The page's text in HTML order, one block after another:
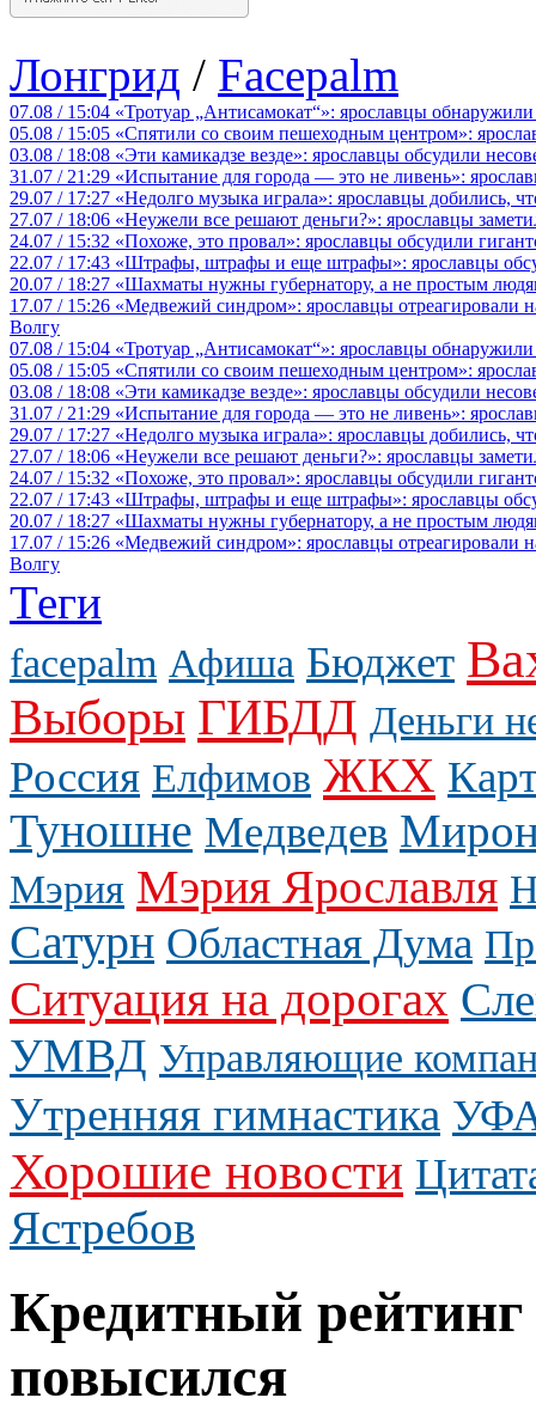
Лонгрид / Facepalm
07.08 / 15:04 «Тротуар „Антисамокат“»: ярославцы
05.08 / 15:05 «Спятили со своим пешеходным центром»:
03.08 / 18:08 «Эти камикадзе везде»: ярославцы обсудили
31.07 / 21:29 «Испытание для города — это не ливень»:
29.07 / 17:27 «Недолго музыка играла»: ярославцы добились,
27.07 / 18:06 «Неужели все решают деньги?»: ярославцы
24.07 / 15:32 «Похоже, это провал»: ярославцы обсудили
22.07 / 17:43 «Штрафы, штрафы и еще штрафы»: ярославцы
20.07 / 18:27 «Шахматы нужны губернатору, а не простым
17.07 / 15:26 «Медвежий синдром»: ярославцы отреагировали
Волгу
07.08 / 15:04 «Тротуар „Антисамокат“»: ярославцы
05.08 / 15:05 «Спятили со своим пешеходным центром»:
03.08 / 18:08 «Эти камикадзе везде»: ярославцы обсудили
31.07 / 21:29 «Испытание для города — это не ливень»:
29.07 / 17:27 «Недолго музыка играла»: ярославцы добились,
27.07 / 18:06 «Неужели все решают деньги?»: ярославцы
24.07 / 15:32 «Похоже, это провал»: ярославцы обсудили
22.07 / 17:43 «Штрафы, штрафы и еще штрафы»: ярославцы
20.07 / 18:27 «Шахматы нужны губернатору, а не простым
17.07 / 15:26 «Медвежий синдром»: ярославцы отреагировали
Волгу
Теги
facepalm Афиша Бюджет
Выборы ГИБДД Деньги
Россия Елфимов ЖКХ
Туношне Медведев
Мэрия Мэрия Ярославля
Сатурн Областная Дума
Ситуация на дорогах
УМВД Управляющие
Утренняя гимнастика
Хорошие новости
Ястребов
Кредитный рейтинг
повысился